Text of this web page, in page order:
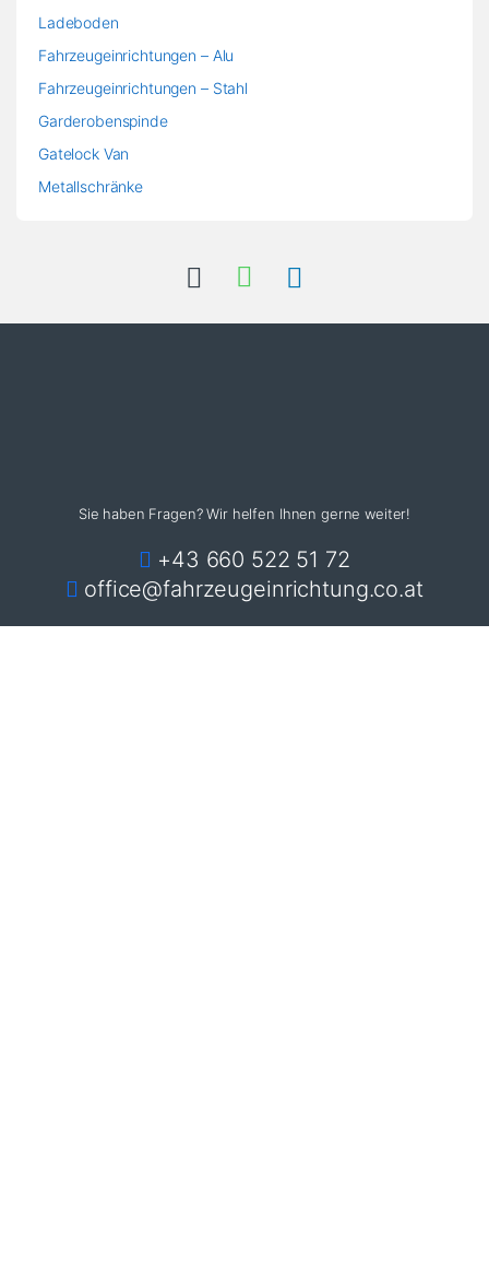
Ladeboden
Fahrzeugeinrichtungen – Alu
Fahrzeugeinrichtungen – Stahl
Garderobenspinde
Gatelock Van
Metallschränke
Sie haben Fragen? Wir helfen Ihnen gerne weiter!
+43 660 522 51 72
office@fahrzeugeinrichtung.co.at